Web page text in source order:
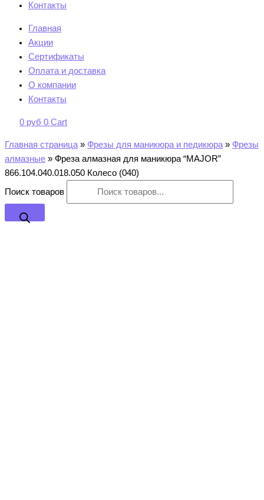
Контакты
Главная
Акции
Сертификаты
Оплата и доставка
О компании
Контакты
0 руб 0 Cart
Главная страница» Фрезы для маникюра и педикюра» Фрезы
алмазные » Фреза алмазная для маникюра “MAJOR”
866.104.040.018.050 Колесо (040)
Поиск товаров